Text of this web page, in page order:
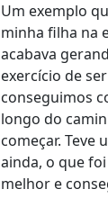
Um exemplo
minha filha na
acabava
exercício de
conseguimos
longo do
começar.
ainda, o que
melhor e